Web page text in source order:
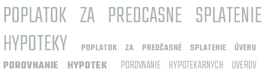
POPLATOK ZA PREDCASNE SPLATENIE
HYPOTEKY
POPLATOK ZA PREDČASNÉ SPLATENIE ÚVERU